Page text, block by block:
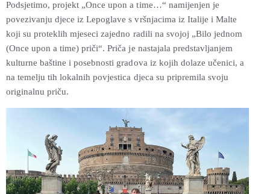
Podsjetimo, projekt „Once upon a time…“ namijenjen je
povezivanju djece iz Lepoglave s vršnjacima iz Italije i Malte
koji su proteklih mjeseci zajedno radili na svojoj „Bilo jednom
(Once upon a time) priči“. Priča je nastajala predstavljanjem
kulturne baštine i posebnosti gradova iz kojih dolaze učenici, a
na temelju tih lokalnih povjestica djeca su pripremila svoju
originalnu priču.